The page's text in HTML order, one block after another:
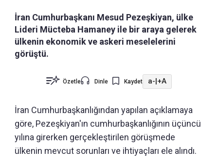
İran Cumhurbaşkanı Mesud Pezeşkiyan, ülke
Lideri Mücteba Hamaney ile bir araya gelerek
ülkenin ekonomik ve askeri meselelerini
görüştü.
Özetle Dinle Kaydet a-|+A
İran Cumhurbaşkanlığından yapılan açıklamaya
göre, Pezeşkiyan'ın cumhurbaşkanlığının üçüncü
yılına girerken gerçekleştirilen görüşmede
ülkenin mevcut sorunları ve ihtiyaçları ele alındı.